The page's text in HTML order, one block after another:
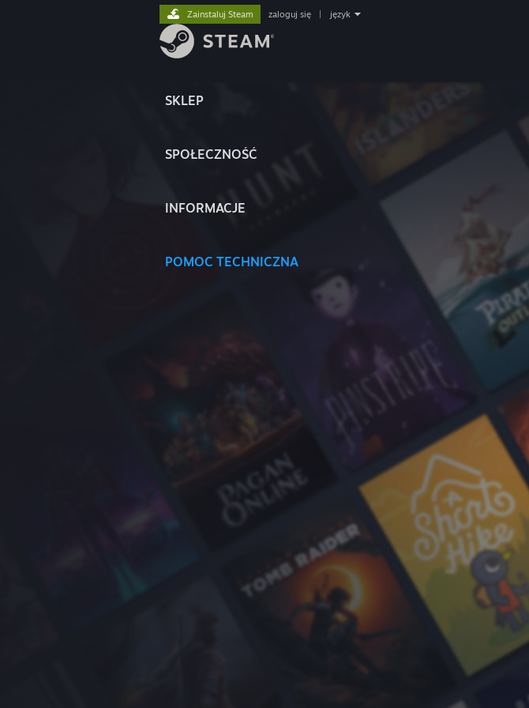
SKLEP
SPOŁECZNOŚĆ
INFORMACJE
POMOC TECHNICZNA
Zainstaluj Steam zaloguj się język